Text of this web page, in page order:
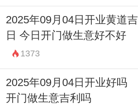
2025年09月04日开业黄道吉
日 今日开门做生意好不好
1373
2025年09月04日开业好吗
开门做生意吉利吗